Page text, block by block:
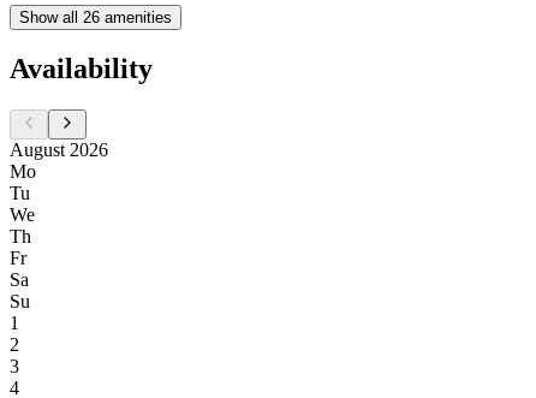
Show all 26 amenities
Availability
August 2026
Mo
Tu
We
Th
Fr
Sa
Su
1
2
3
4